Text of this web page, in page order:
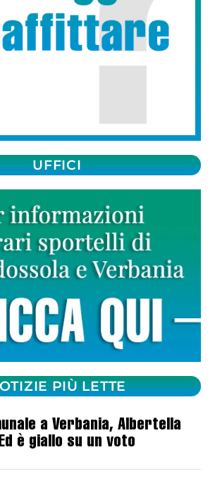
UFFICI
PIÙ LETTE
a Verbania, Albertella
è giallo su un voto